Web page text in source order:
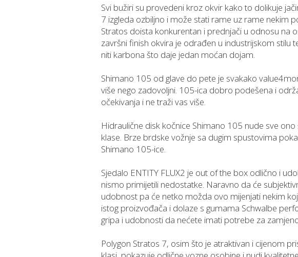
Svi bužiri su provedeni kroz okvir kako to dolikuje
7 izgleda ozbiljno i može stati rame uz rame nekim
Stratos doista konkurentan i prednjači u odnosu na
završni finish okvira je odrađen u industrijskom stilu
niti karbona što daje jedan moćan dojam.
Shimano 105 od glave do pete je svakako
više nego zadovoljni. 105-ica dobro podešena i
očekivanja i ne traži vas više.
Hidraulične disk kočnice Shimano 105 nude sve
klase. Brze brdske vožnje sa dugim spustovima
Shimano 105-ice.
Sjedalo ENTITY FLUX2 je out of the box odlično i
nismo primijetili nedostatke. Naravno da će
udobnost pa će netko možda ovo mijenjati nekim
istog proizvođača i dolaze s gumama Schwalbe
gripa i udobnosti da nećete imati potrebe za
Polygon Stratos 7, osim što je atraktivan i cijenom